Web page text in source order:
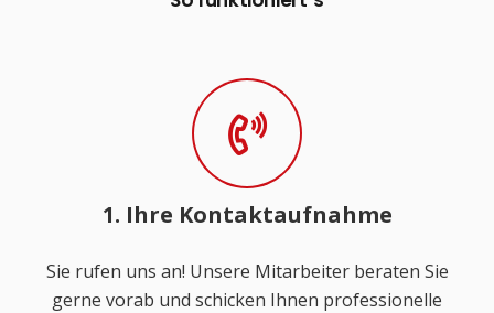
1. Ihre Kontaktaufnahme
Sie rufen uns an! Unsere Mitarbeiter beraten Sie
gerne vorab und schicken Ihnen professionelle